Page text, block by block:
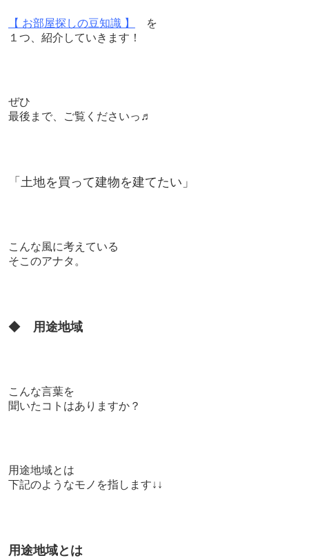
【 お部屋探しの豆知識 】
を
１つ、紹介していきます！
ぜひ
最後まで、ご覧くださいっ♬
「土地を買って建物を建てたい」
こんな風に考えている
そこのアナタ。
◆ 用途地域
こんな言葉を
聞いたコトはありますか？
用途地域とは
下記のようなモノを指します↓↓
用途地域とは